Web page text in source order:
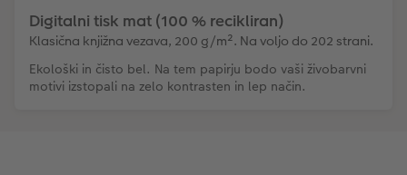
Digitalni tisk mat (100 % recikliran)
Klasična knjižna vezava, 200 g/m². Na voljo do 202 strani.
Ekološki in čisto bel. Na tem papirju bodo vaši živobarvni
motivi izstopali na zelo kontrasten in lep način.